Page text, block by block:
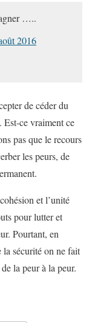
…..
2016
de céder du
Est-ce vraiment ce
pas que le recours
les peurs, de
et l’unité
pour lutter et
Pourtant, en
sécurité on ne fait
la peur à la peur.